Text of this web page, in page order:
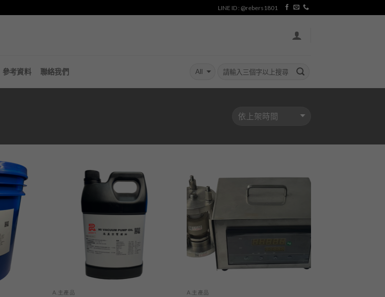
LINE ID : @rebers1801
參考資料 聯絡我們
加入
「願
A.主產品 A.主產品